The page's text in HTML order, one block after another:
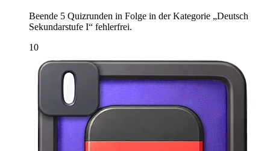
Beende 5 Quizrunden in Folge in der Kategorie „Deutsch
Sekundarstufe I“ fehlerfrei.
10